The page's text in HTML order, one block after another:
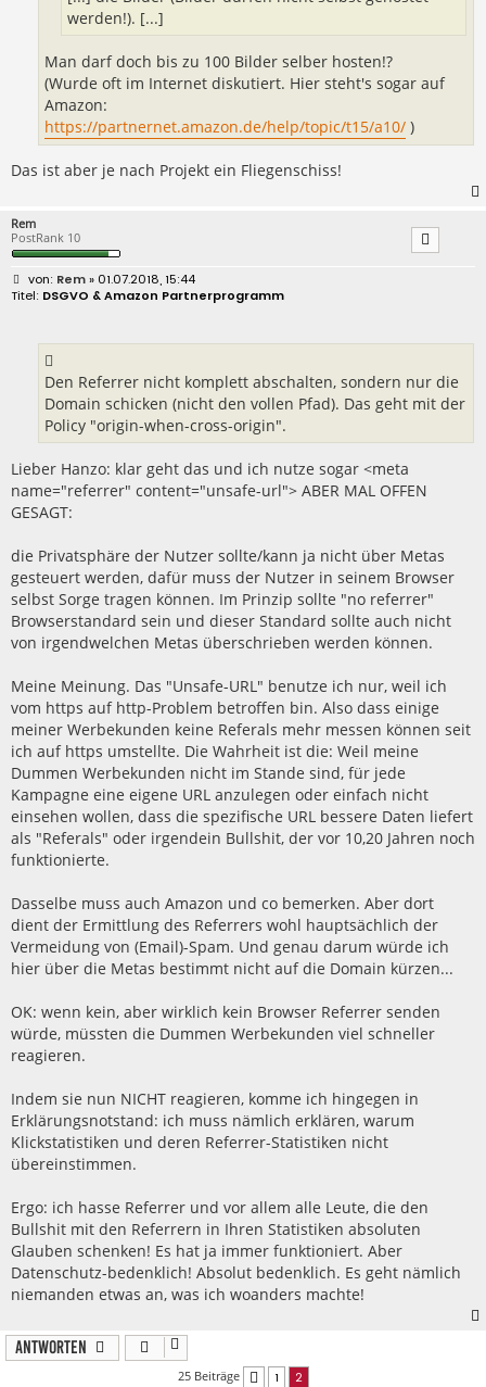
werden!). [...]
Man darf doch bis zu 100 Bilder selber hosten!?
(Wurde oft im Internet diskutiert. Hier steht's sogar auf
Amazon:
https://partnernet.amazon.de/help/topic/t15/a10/ )
Das ist aber je nach Projekt ein Fliegenschiss!
Rem
PostRank 10
B
e
Rem» 01.07.2018, 15:44
DSGVO & Amazon Partnerprogramm
Den Referrer nicht komplett abschalten, sondern nur die
Domain schicken (nicht den vollen Pfad). Das geht mit der
Policy "origin-when-cross-origin".
Lieber Hanzo: klar geht das und ich nutze sogar <meta
name="referrer" content="unsafe-url"> ABER MAL OFFEN
GESAGT:
die Privatsphäre der Nutzer sollte/kann ja nicht über Metas
gesteuert werden, dafür muss der Nutzer in seinem Browser
selbst Sorge tragen können. Im Prinzip sollte "no referrer"
Browserstandard sein und dieser Standard sollte auch nicht
von irgendwelchen Metas überschrieben werden können.
Meine Meinung. Das "Unsafe-URL" benutze ich nur, weil ich
vom https auf http-Problem betroffen bin. Also dass einige
meiner Werbekunden keine Referals mehr messen können seit
ich auf https umstellte. Die Wahrheit ist die: Weil meine
Dummen Werbekunden nicht im Stande sind, für jede
Kampagne eine eigene URL anzulegen oder einfach nicht
einsehen wollen, dass die spezifische URL bessere Daten liefert
als "Referals" oder irgendein Bullshit, der vor 10,20 Jahren noch
funktionierte.
Dasselbe muss auch Amazon und co bemerken. Aber dort
dient der Ermittlung des Referrers wohl hauptsächlich der
Vermeidung von (Email)-Spam. Und genau darum würde ich
hier über die Metas bestimmt nicht auf die Domain kürzen...
OK: wenn kein, aber wirklich kein Browser Referrer senden
würde, müssten die Dummen Werbekunden viel schneller
reagieren.
Indem sie nun NICHT reagieren, komme ich hingegen in
Erklärungsnotstand: ich muss nämlich erklären, warum
Klickstatistiken und deren Referrer-Statistiken nicht
übereinstimmen.
Ergo: ich hasse Referrer und vor allem alle Leute, die den
Bullshit mit den Referrern in Ihren Statistiken absoluten
Glauben schenken! Es hat ja immer funktioniert. Aber
Datenschutz-bedenklich! Absolut bedenklich. Es geht nämlich
niemanden etwas an, was ich woanders machte!
Antworten
25 Beiträge Vorherige
1 2